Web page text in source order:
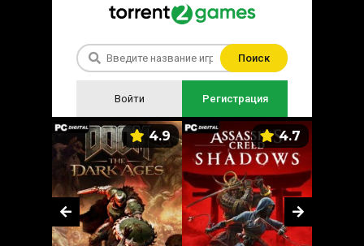
Поиск
Войти Регистрация
4.9 4.7